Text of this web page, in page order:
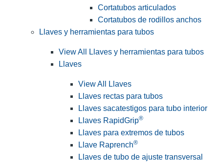
Cortatubos articulados
Cortatubos de rodillos anchos
Llaves y herramientas para tubos
View All Llaves y herramientas para tubos
Llaves
View All Llaves
Llaves rectas para tubos
Llaves sacatestigos para tubo interior
Llaves RapidGrip®
Llaves para extremos de tubos
Llave Raprench®
Llaves de tubo de ajuste transversal